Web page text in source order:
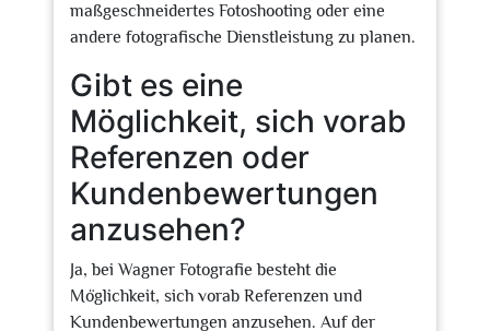
maßgeschneidertes Fotoshooting oder eine
andere fotografische Dienstleistung zu planen.
Gibt es eine
Möglichkeit, sich vorab
Referenzen oder
Kundenbewertungen
anzusehen?
Ja, bei Wagner Fotografie besteht die
Möglichkeit, sich vorab Referenzen und
Kundenbewertungen anzusehen. Auf der